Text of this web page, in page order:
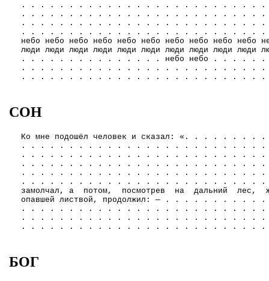
. . . . . . . . . . . . . . . . . . . . . . . . .
. . . . . . . . . . . . . . . . . . . . . . . . .
. . . . . . . . . . . . . . . . . . . . . . . . .
. . . . . . . . . . . . . . . . . . . . . . . . .
небо небо небо небо небо небо небо небо небо небо
люди люди люди люди люди люди люди люди люди люди
. . . . . . . . . . . . . . . небо небо . . . .
. . . . . . . . . . . . . . . . . . . . . . . . .
. . . . . . . . . . . . . . . . . . . . . . . . . . .
СОН
Ко мне подошёл человек и сказал: «. . . . .
. . . . . . . . . . . . . . . . . . . . . . . . .
. . . . . . . . . . . . . . . . . . . . . . . . .
. . . . . . . . . . . . . . . . . . . . . . . . .
. . . . . . . . . . . . . . . . . . . . . . . . .
. . . . . . . . . . . . . . . . . . . . . . . . . . . —
замолчал, а потом, посмотрев на дальний лес,
опавшей листвой, продолжил: — . . . . . . .
. . . . . . . . . . . . . . . . . . . . . . . . .
. . . . . . . . . . . . . . . . . . . . . . . . .
. . . . . . . . . . . . . . . . . . . . . . . . .
БОГ